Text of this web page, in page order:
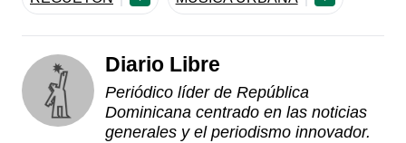
Diario Libre
Periódico líder de República
Dominicana centrado en las noticias
generales y el periodismo innovador.